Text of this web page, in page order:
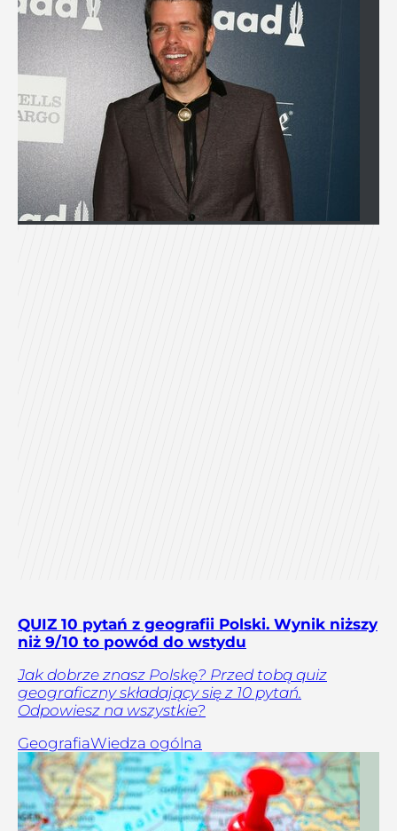
QUIZ 10 pytań z geografii Polski. Wynik niższy
niż 9/10 to powód do wstydu
Jak dobrze znasz Polskę? Przed tobą quiz
geograficzny składający się z 10 pytań.
Odpowiesz na wszystkie?
GeografiaWiedza ogólna